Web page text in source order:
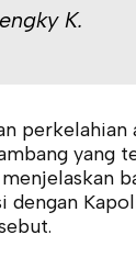
K.
perkelahian
yang
dengan